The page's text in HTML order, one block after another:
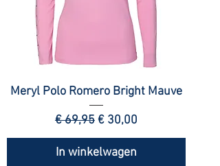
Meryl Polo Romero Bright Mauve
Normale prijs
€ 69,95Verkoopprijs
€ 30,00
In winkelwagen